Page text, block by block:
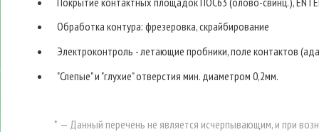
Обработка контура: фрезеровка, скрайбирование
Электроконтроль - летающие пробники, поле контактов
"Слепые" и "глухие" отверстия мин. диаметром 0,2мм.
* — Данный перечень не является исчерпывающим, и при